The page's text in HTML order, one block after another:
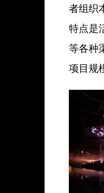
者组织
特点是
等各种
项目规